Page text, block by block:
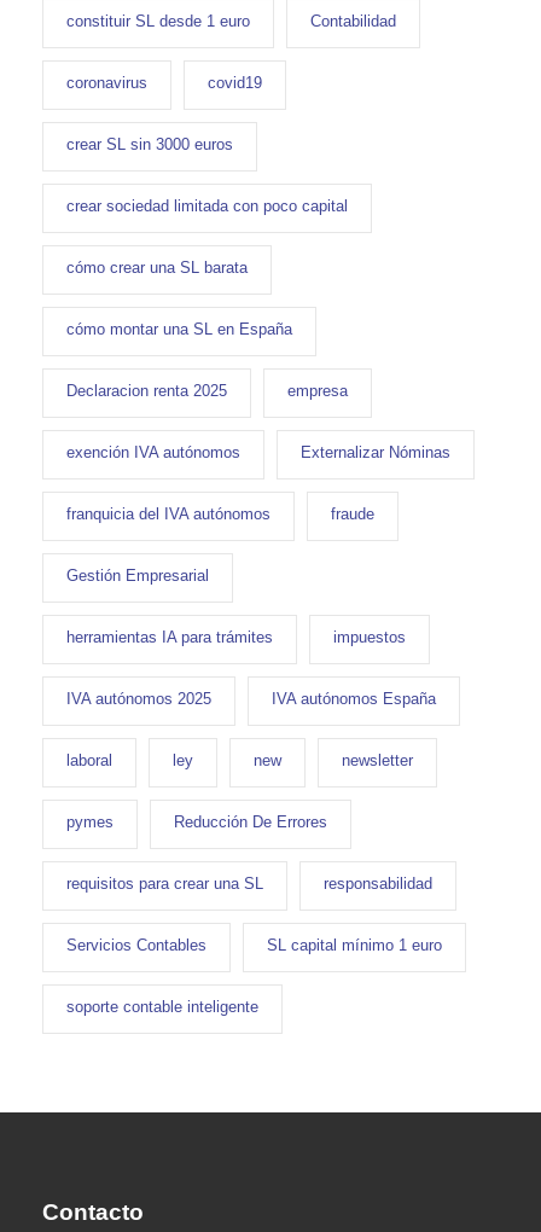
constituir SL desde 1 euro Contabilidad
coronavirus covid19
crear SL sin 3000 euros
crear sociedad limitada con poco capital
cómo crear una SL barata
cómo montar una SL en España
Declaracion renta 2025 empresa
exención IVA autónomos Externalizar Nóminas
franquicia del IVA autónomos fraude
Gestión Empresarial
herramientas IA para trámites impuestos
IVA autónomos 2025 IVA autónomos España
laboral ley new newsletter
pymes Reducción De Errores
requisitos para crear una SL responsabilidad
Servicios Contables SL capital mínimo 1 euro
soporte contable inteligente
Contacto